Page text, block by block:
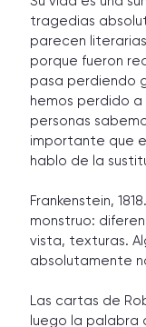
tragedias
parecen
porque fueron
pasa perdiendo
hemos perdido a
personas
importante que
hablo de la
Frankenstein,
monstruo:
vista, texturas.
absolutamente
Las cartas de
luego la palabra